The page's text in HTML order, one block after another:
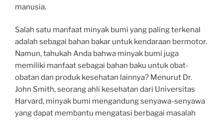
manusia.
Salah satu manfaat minyak bumi yang paling terkenal
adalah sebagai bahan bakar untuk kendaraan bermotor.
Namun, tahukah Anda bahwa minyak bumi juga
memiliki manfaat sebagai bahan baku untuk obat-
obatan dan produk kesehatan lainnya? Menurut Dr.
John Smith, seorang ahli kesehatan dari Universitas
Harvard, minyak bumi mengandung senyawa-senyawa
yang dapat membantu mengatasi berbagai masalah